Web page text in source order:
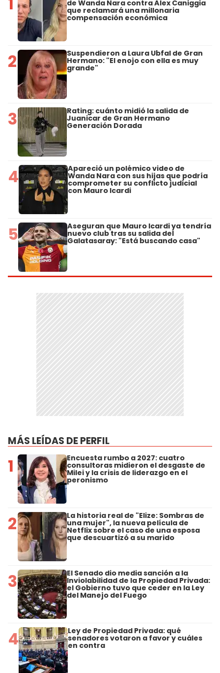
de Wanda Nara contra Alex Caniggia
que reclamará una millonaria
compensación económica
2 Suspendieron a Laura Ubfal de Gran
Hermano: "El enojo con ella es muy
grande"
3 Rating: cuánto midió la salida de
Juanicar de Gran Hermano
Generación Dorada
4 Apareció un polémico video de
Wanda Nara con sus hijas que podría
comprometer su conflicto judicial
con Mauro Icardi
5 Aseguran que Mauro Icardi ya tendría
nuevo club tras su salida del
Galatasaray: "Está buscando casa"
MÁS LEÍDAS DE PERFIL
1 Encuesta rumbo a 2027: cuatro
consultoras midieron el desgaste de
Milei y la crisis de liderazgo en el
peronismo
2 La historia real de "Elize: Sombras de
una mujer", la nueva película de
Netflix sobre el caso de una esposa
que descuartizó a su marido
3 El Senado dio media sanción a la
Inviolabilidad de la Propiedad Privada:
el Gobierno tuvo que ceder en la Ley
del Manejo del Fuego
4 Ley de Propiedad Privada: qué
senadores votaron a favor y cuáles
en contra